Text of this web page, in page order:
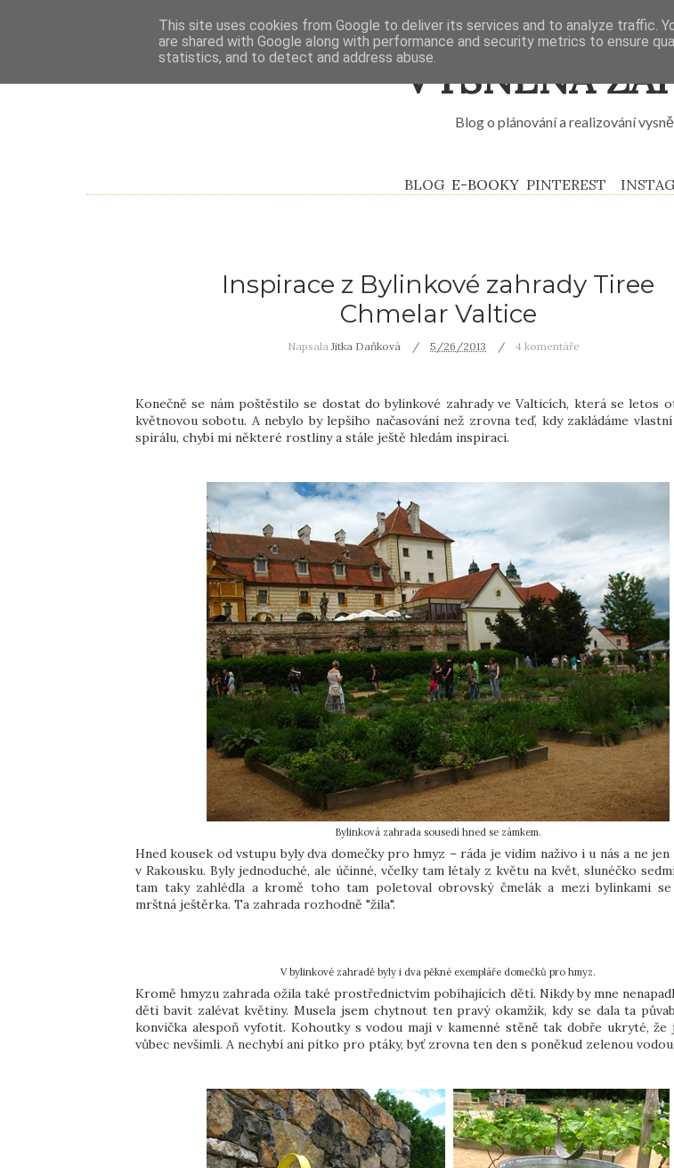
VYSNĚNÁ
Blog o plánování a realizování
BLOG E-BOOKY PINTEREST
Inspirace z Bylinkové zahrady Tiree
Chmelar Valtice
NapsalaJitka Daňková 5/26/2013 4 komentáře
Konečně se nám poštěstilo se dostat do bylinkové zahrady ve Valticích, která se letos
květnovou sobotu. A nebylo by lepšího načasování než zrovna teď, kdy zakládáme
spirálu, chybí mi některé rostliny a stále ještě hledám inspiraci.
Bylinková zahrada sousedí hned se zámkem.
Hned kousek od vstupu byly dva domečky pro hmyz – ráda je vidím naživo i u nás a ne jen
v Rakousku. Byly jednoduché, ale účinné, včelky tam létaly z květu na květ, slunéčko
tam taky zahlédla a kromě toho tam poletoval obrovský čmelák a mezi bylinkami se
mrštná ještěrka. Ta zahrada rozhodně "žila".
V bylinkové zahradě byly i dva pěkné exempláře domečků pro hmyz.
Kromě hmyzu zahrada ožila také prostřednictvím pobíhajících dětí. Nikdy by mne
děti bavit zalévat květiny. Musela jsem chytnout ten pravý okamžik, kdy se dala ta
konvička alespoň vyfotit. Kohoutky s vodou mají v kamenné stěně tak dobře ukryté, že
vůbec nevšimli. A nechybí ani pítko pro ptáky, byť zrovna ten den s poněkud zelenou vodou.
This site uses cookies from Google to deliver its services and to analyze traffic.
are shared with Google along with performance and security metrics to ensure
statistics, and to detect and address abuse.